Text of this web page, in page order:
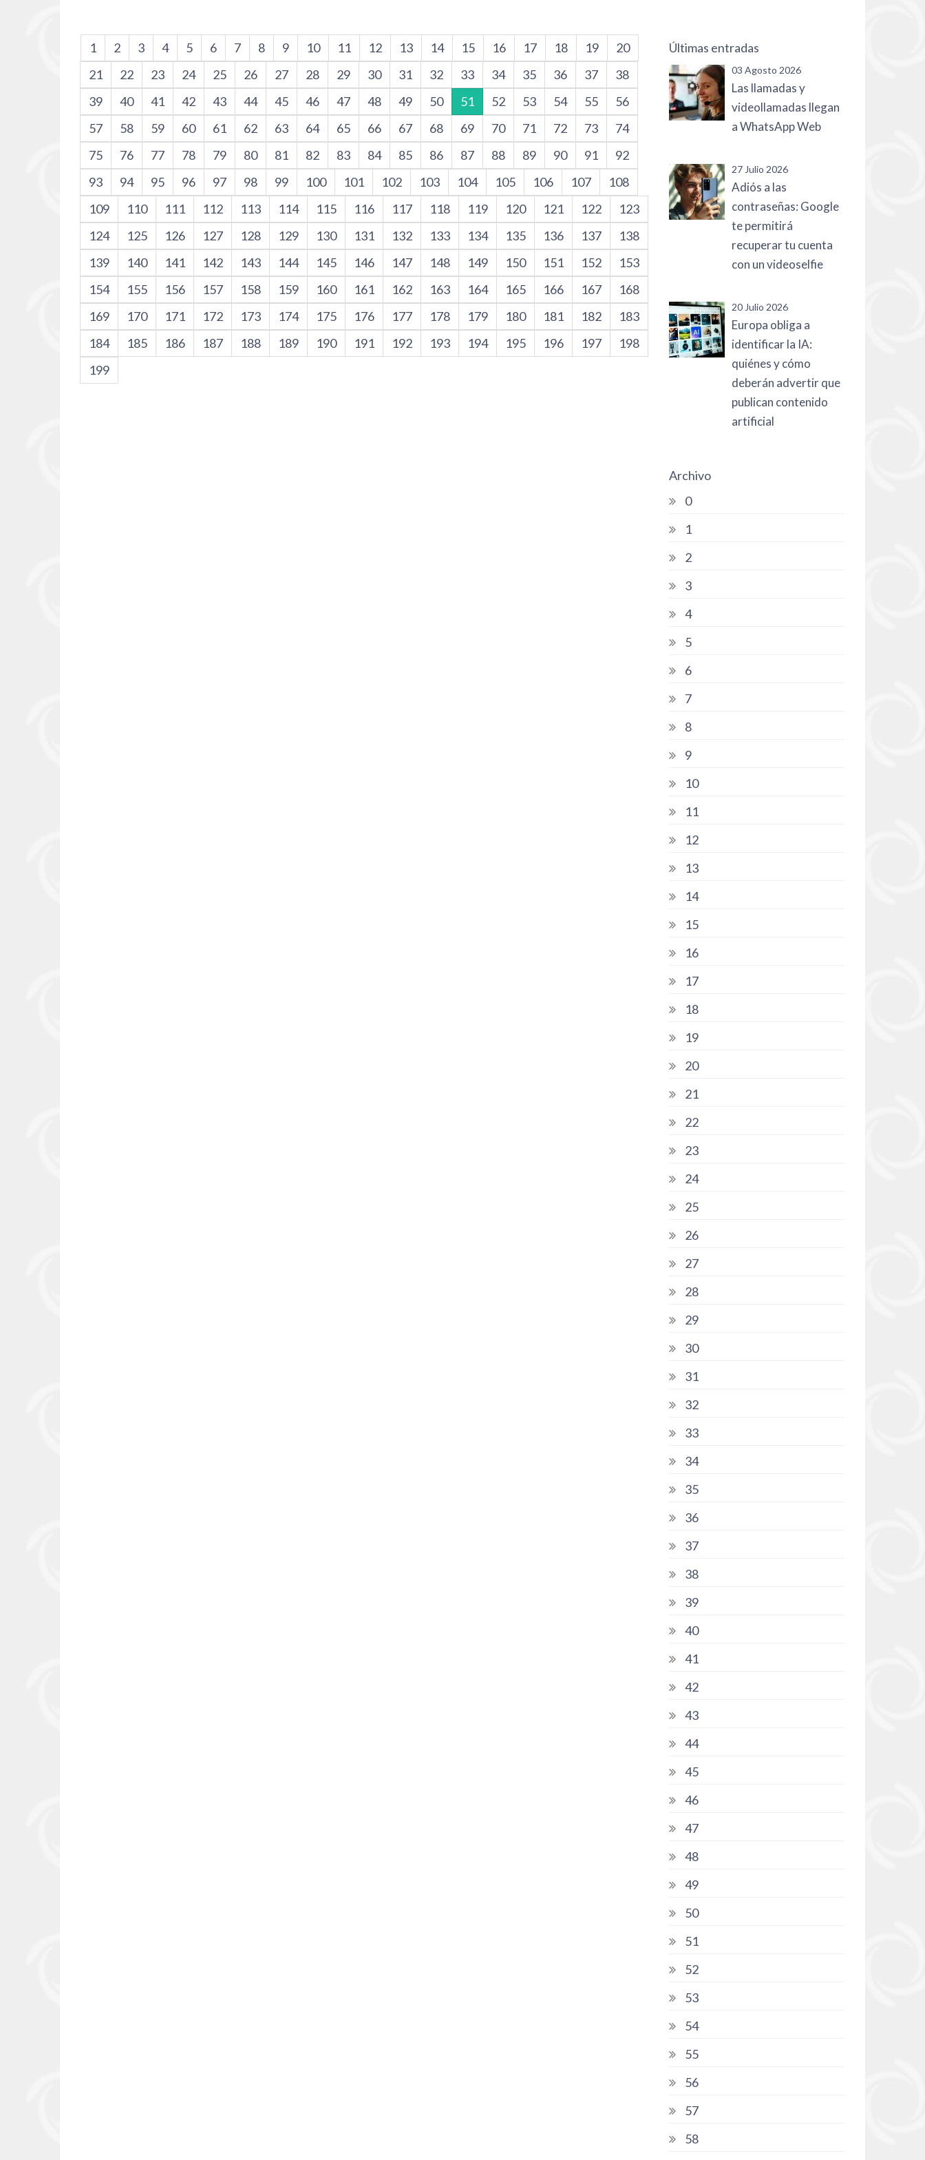
1 2 3 4 5 6 7 8 9 10 11 12 13 14 15 16 17 18 19
20
21
22 23 24 25 26 27 28 29 30 31 32 33 34 35 36 37
38
39
40 41 42 43 44 45 46 47 48 49 50 51 52 53 54 55
56
57
58 59 60 61 62 63 64 65 66 67 68 69 70 71 72 73
74
75
76 77 78 79 80 81 82 83 84 85 86 87 88 89 90 91
92
93
94 95 96 97 98 99 100 101 102 103 104 105 106 107
108
109
110 111 112 113 114 115 116 117 118 119 120 121 122
123
124
125 126 127 128 129 130 131 132 133 134 135 136 137
138
139
140 141 142 143 144 145 146 147 148 149 150 151 152
153
154
155 156 157 158 159 160 161 162 163 164 165 166 167
168
169
170 171 172 173 174 175 176 177 178 179 180 181 182
183
184
185 186 187 188 189 190 191 192 193 194 195 196 197
198
199
Últimas entradas
03 Agosto 2026
Las llamadas y
videollamadas llegan
a WhatsApp Web
27 Julio 2026
Adiós a las
contraseñas: Google
te permitirá
recuperar tu cuenta
con un videoselfie
20 Julio 2026
Europa obliga a
identificar la IA:
quiénes y cómo
deberán advertir que
publican contenido
artificial
Archivo
0
1
2
3
4
5
6
7
8
9
10
11
12
13
14
15
16
17
18
19
20
21
22
23
24
25
26
27
28
29
30
31
32
33
34
35
36
37
38
39
40
41
42
43
44
45
46
47
48
49
50
51
52
53
54
55
56
57
58